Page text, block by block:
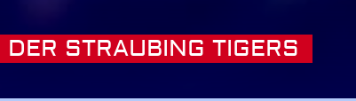
STRAUBING TIGERS